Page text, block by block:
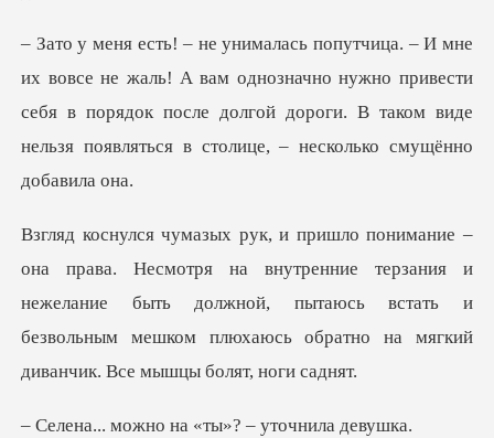
А вам однозначно нужно привести
себя в порядок после долгой дороги. В та
внутренние терзания и
нежелание быть должной, пытаюсь встать и
безвольным
но на «ты»? – у